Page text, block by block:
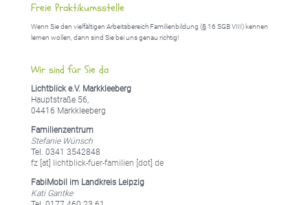
Freie Praktikumsstelle
Wenn Sie den vielfältigen Arbeitsbereich Familienbildung (§ 16 SGB VIII) kennen
lernen wollen, dann sind Sie bei uns genau richtig!
Wir sind für Sie da
Lichtblick e.V. Markkleeberg
Hauptstraße 56,
04416 Markkleeberg
Familienzentrum
Stefanie Wünsch
Tel. 0341 3542848
fz [at] lichtblick-fuer-familien [dot] de
FabiMobil im Landkreis Leipzig
Kati Gantke